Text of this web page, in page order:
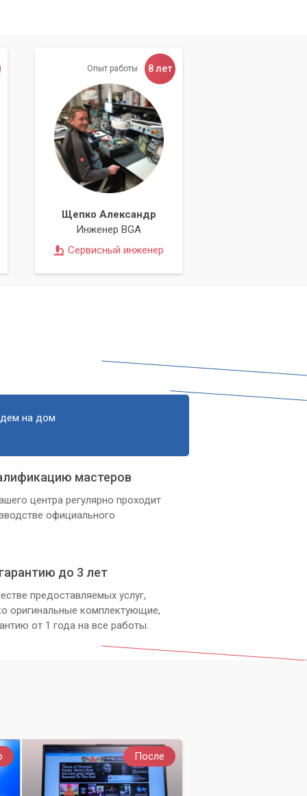
Опыт работы 8 лет
Щепко Александр
Инженер BGA
Сервисный инженер
на дом
мастеров
центра регулярно проходит
официального
до 3 лет
предоставляемых услуг,
оригинальные комплектующие,
от 1 года на все работы.
После